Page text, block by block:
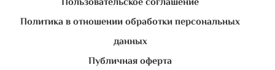
Политика в отношении обработки персональных
данных
Публичная оферта